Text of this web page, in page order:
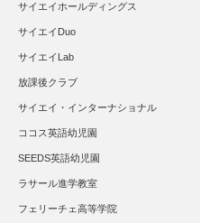
サイエイホールディングス
サイエイDuo
サイエイLab
放課後クラブ
サイエイ・インターナショナル
ココス英語幼児園
SEEDS英語幼児園
ラサール進学教室
フェリーチェ高等学院